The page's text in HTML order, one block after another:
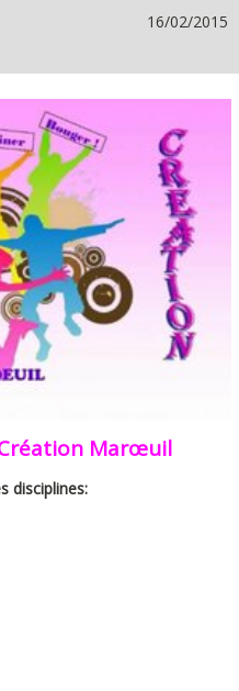
16/02/2015
Marœuil
disciplines: